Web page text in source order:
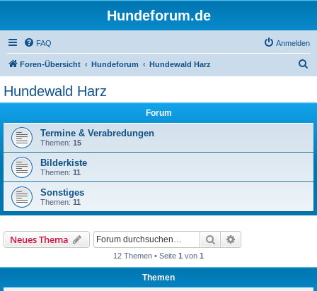
Hundeforum.de
FAQ Anmelden
Foren-Übersicht Hundeforum Hundewald Harz
Hundewald Harz
Forum
Termine & Verabredungen
Themen: 15
Bilderkiste
Themen: 11
Sonstiges
Themen: 11
Neues Thema Suche
12 Themen • Seite 1 von 1
Themen